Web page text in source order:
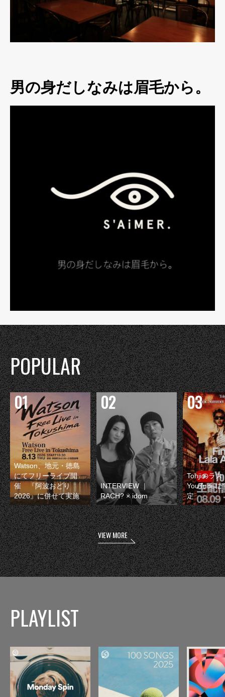
男の身だしなみは眉毛から。
POPULAR
Watson、地元・徳島
にてフリーライブ開
催 『阿波おどり
2026』に併せて実施
INTERVIEW ｜
RACH? × idom
Tohjiのラス
YouTubeに
定
VIEW MORE
PLAYLIST